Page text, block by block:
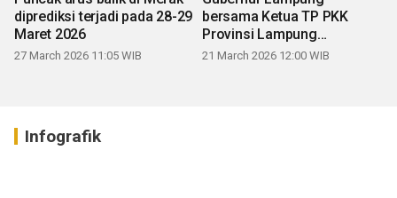
diprediksi terjadi pada 28-29
Maret 2026
27 March 2026 11:05 WIB
bersama Ketua TP PKK
Provinsi Lampung
mengucapkan Selamat Hari
21 March 2026 12:00 WIB
Infografik